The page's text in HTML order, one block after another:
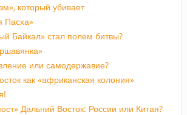
который убивает
Пасха»
Байкал» стал полем битвы?
или самодержавие?
как «африканская колония»
Дальний Восток: России или Китая?